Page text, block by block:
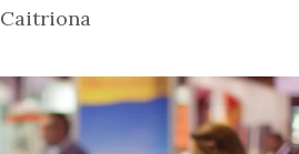
Caitriona